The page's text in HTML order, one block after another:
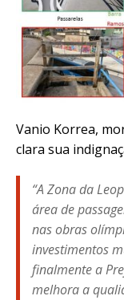
Vanio Korrea,
clara sua
“A Zona da
área de
nas obras
investimentos
finalmente a
melhora a